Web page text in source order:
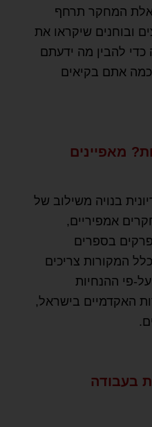
המחקר תרחף
ובוחנים שיקראו את
להבין מה ידעתם
אתם בקיאים
מאפיינים
בנויה משילוב של
אמפיריים,
בספרים
המקורות צריכים
פי ההנחיות
האקדמיים בישראל,
בעבודה